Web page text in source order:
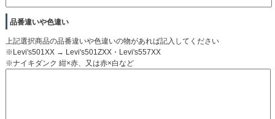
品番違いや色違い
上記選択商品の品番違いや色違いの物があれば記入してください
※Levi's501XX → Levi's501ZXX・Levi's557XX
※ナイキダンク 紺×赤、又は赤×白など